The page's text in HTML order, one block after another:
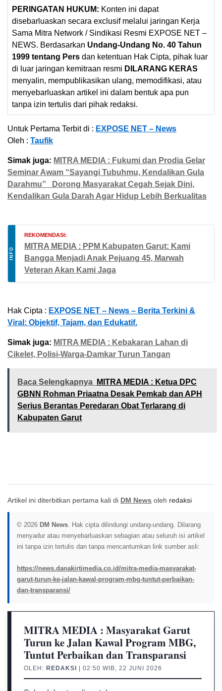
PERINGATAN HUKUM: Konten ini dapat
disebarluaskan secara exclusif melalui jaringan Kerja
Sama Mitra Network / Sindikasi Resmi EXPOSE NET –
NEWS. Berdasarkan Undang-Undang No. 40 Tahun
1999 tentang Pers dan ketentuan Hak Cipta, pihak luar
di luar jaringan kemitraan resmi DILARANG KERAS
menyalin, mempublikasikan ulang, memodifikasi, atau
menyebarluaskan artikel ini dalam bentuk apa pun
tanpa izin tertulis dari pihak redaksi.
Untuk Pertama Terbit di : EXPOSE NET – News
Oleh : Taufik
Simak juga: MITRA MEDIA : Fukumi dan Prodia Gelar
Seminar Awam “Sayangi Tubuhmu, Kendalikan Gula
Darahmu” Dorong Masyarakat Cegah Sejak Dini,
Kendalikan Gula Darah Agar Hidup Lebih Berkualitas
INFO
REKOMENDASI:
MITRA MEDIA : PPM Kabupaten Garut: Kami
Bangga Menjadi Anak Pejuang 45, Marwah
Veteran Akan Kami Jaga
Hak Cipta : EXPOSE NET – News – Berita Terkini &
Viral: Objektif, Tajam, dan Edukatif.
Simak juga: MITRA MEDIA : Kebakaran Lahan di
Cikelet, Polisi-Warga-Damkar Turun Tangan
Baca Selengkapnya
MITRA MEDIA : Ketua DPC
GBNN Rohman Priaatna Desak Pemkab dan APH
Serius Berantas Peredaran Obat Terlarang di
Kabupaten Garut
Artikel ini diterbitkan pertama kali di DM News oleh redaksi
© 2026 DM News. Hak cipta dilindungi undang-undang. Dilarang
menyadur atau menyebarluaskan sebagian atau seluruh isi artikel
ini tanpa izin tertulis dan tanpa mencantumkan link sumber asli:
https://news.danakirtimedia.co.id/mitra-media-masyarakat-
garut-turun-ke-jalan-kawal-program-mbg-tuntut-perbaikan-
dan-transparansi/
MITRA MEDIA : Masyarakat Garut
Turun ke Jalan Kawal Program MBG,
Tuntut Perbaikan dan Transparansi
OLEH: REDAKSI | 02:50 WIB, 22 JUNI 2026